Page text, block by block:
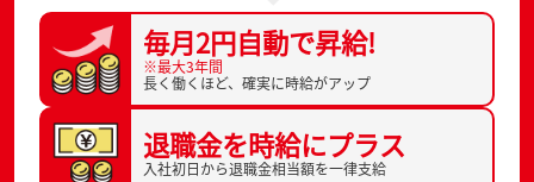
毎月2円自動で昇給!
※最大3年間
長く働くほど、 確実に時給がアップ
退職金を時給にプラス
入社初日から退職金相当額を一律支給